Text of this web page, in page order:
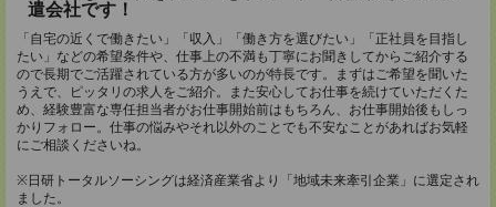
遣会社です！
「自宅の近くで働きたい」「収入」「働き方を選びたい」「正社員を目指し
たい」などの希望条件や、仕事上の不満も丁寧にお聞きしてからご紹介する
ので長期でご活躍されている方が多いのが特長です。まずはご希望を聞いた
うえで、ピッタリの求人をご紹介。また安心してお仕事を続けていただくた
め、経験豊富な専任担当者がお仕事開始前はもちろん、お仕事開始後もしっ
かりフォロー。仕事の悩みやそれ以外のことでも不安なことがあればお気軽
にご相談くださいね。
※日研トータルソーシングは経済産業省より「地域未来牽引企業」に選定され
ました。